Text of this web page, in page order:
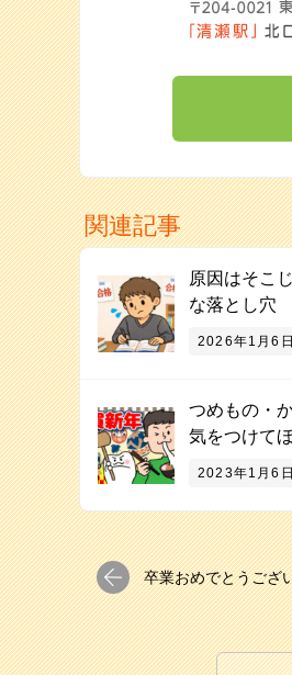
関連記事
原因はそこ
な落とし穴
2026年1月6日
つめもの・
気をつけて
2023年1月6日
卒業おめでとうござ